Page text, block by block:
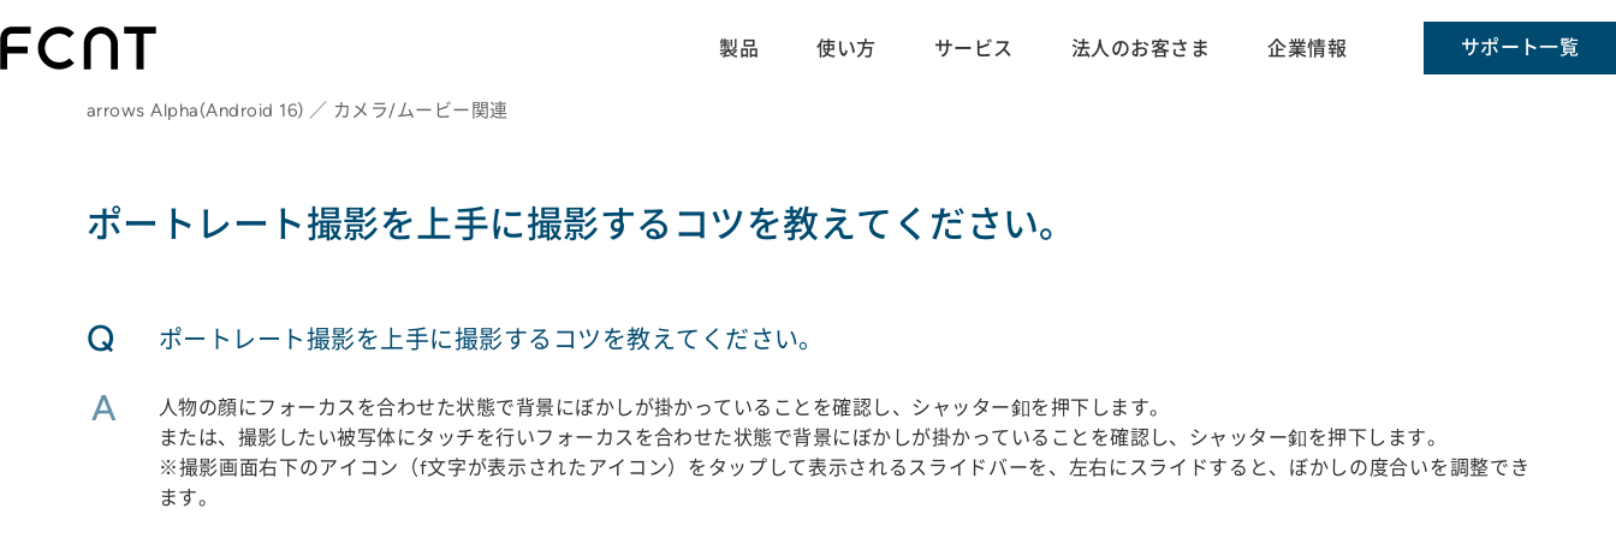
製品 使い方 サービス 法人のお客さま 企業情報 サポート一覧
arrows Alpha(Android 16) ／ カメラ/ムービー関連
ポートレート撮影を上手に撮影するコツを教えてください。
Q ポートレート撮影を上手に撮影するコツを教えてください。
A
人物の顔にフォーカスを合わせた状態で背景にぼかしが掛かっていることを確認し、シャッター釦を押下します。
または、撮影したい被写体にタッチを行いフォーカスを合わせた状態で背景にぼかしが掛かっていることを確認し、シャッター釦を押下します。
※撮影画面右下のアイコン（f文字が表示されたアイコン）をタップして表示されるスライドバーを、左右にスライドすると、ぼかしの度合いを調整でき
ます。